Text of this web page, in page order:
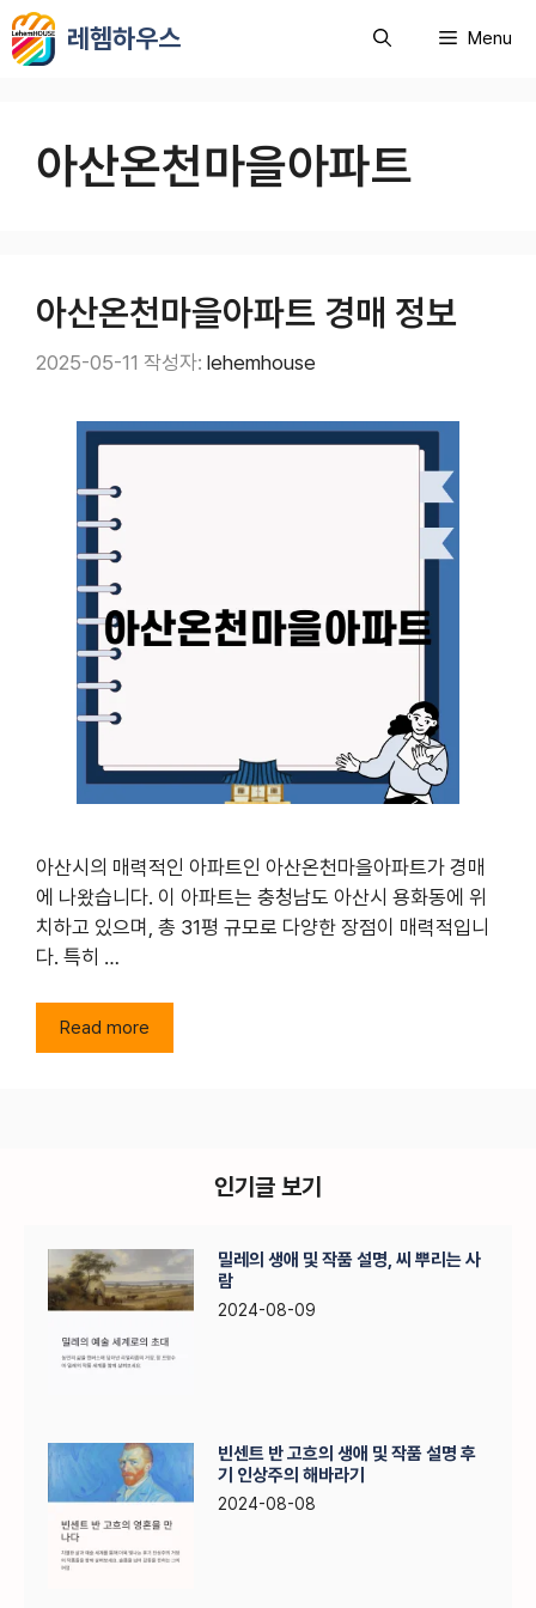
컨
텐
레헴하우스 Menu
아산온천마을아파트
아산온천마을아파트 경매 정보
2025-05-11 작성자: lehemhouse
아산시의 매력적인 아파트인 아산온천마을아파트가 경매
에 나왔습니다. 이 아파트는 충청남도 아산시 용화동에 위
치하고 있으며, 총 31평 규모로 다양한 장점이 매력적입니
다. 특히 …
Read more
인기글 보기
밀레의 생애 및 작품 설명, 씨 뿌리는 사
람
2024-08-09
빈센트 반 고흐의 생애 및 작품 설명 후
기 인상주의 해바라기
2024-08-08